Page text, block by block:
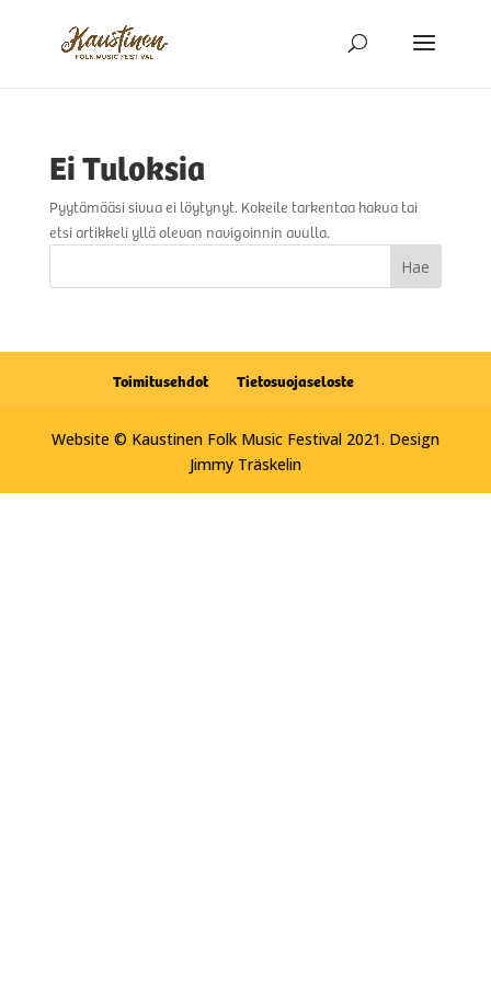
Ei Tuloksia
Pyytämääsi sivua ei löytynyt. Kokeile tarkentaa hakua tai
etsi artikkeli yllä olevan navigoinnin avulla.
Toimitusehdot Tietosuojaseloste
Website © Kaustinen Folk Music Festival 2021. Design
Jimmy Träskelin